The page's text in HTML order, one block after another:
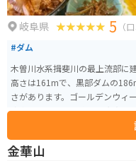
岐阜県 5 （
#ダム
木曽川水系揖斐川の最上流部に
高さは161mで、黒部ダムの
さがあります。ゴールデンウィ
客向のイベントや施設も充実し
金華山